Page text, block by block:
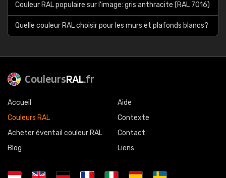
Couleur RAL populaire sur l'image: gris anthracite (RAL 7016)
Quelle couleur RAL choisir pour les murs et plafonds blancs?
CouleursRAL.fr
Accueil
Couleurs RAL
Acheter éventail couleur RAL
Blog
Aide
Contexte
Contact
Liens